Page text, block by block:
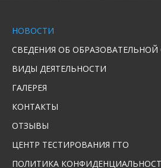
НОВОСТИ
СВЕДЕНИЯ ОБ
ВИДЫ ДЕЯТЕЛЬНОСТИ
ГАЛЕРЕЯ
КОНТАКТЫ
ОТЗЫВЫ
ЦЕНТР ТЕСТИРОВАНИЯ ГТО
ПОЛИТИКА